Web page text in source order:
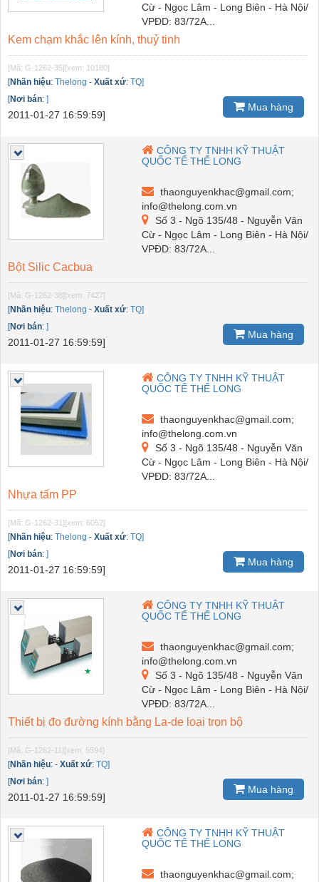
Cừ - Ngọc Lâm - Long Biên - Hà Nội/
VPĐD: 83/72A...
Kem chạm khắc lên kính, thuỷ tinh
[Mã: G-1262-35][xem: 10180]
[Nhãn hiệu: Thelong - Xuất xứ: TQ]
[Nơi bán: ]
2011-01-27 16:59:59]
Mua hàng
CÔNG TY TNHH KỸ THUẬT
QUỐC TẾ THẾ LONG
thaonguyenkhac@gmail.com;
info@thelong.com.vn
Số 3 - Ngõ 135/48 - Nguyễn Văn
Cừ - Ngọc Lâm - Long Biên - Hà Nội/
VPĐD: 83/72A...
Bột Silic Cacbua
[Mã: G-1262-38][xem: 7427]
[Nhãn hiệu: Thelong - Xuất xứ: TQ]
[Nơi bán: ]
2011-01-27 16:59:59]
Mua hàng
CÔNG TY TNHH KỸ THUẬT
QUỐC TẾ THẾ LONG
thaonguyenkhac@gmail.com;
info@thelong.com.vn
Số 3 - Ngõ 135/48 - Nguyễn Văn
Cừ - Ngọc Lâm - Long Biên - Hà Nội/
VPĐD: 83/72A...
Nhựa tấm PP
[Mã: G-1262-31][xem: 6052]
[Nhãn hiệu: Thelong - Xuất xứ: TQ]
[Nơi bán: ]
2011-01-27 16:59:59]
Mua hàng
CÔNG TY TNHH KỸ THUẬT
QUỐC TẾ THẾ LONG
thaonguyenkhac@gmail.com;
info@thelong.com.vn
Số 3 - Ngõ 135/48 - Nguyễn Văn
Cừ - Ngọc Lâm - Long Biên - Hà Nội/
VPĐD: 83/72A...
Thiết bị đo đường kính bằng La-de loại trọn bộ
[Mã: G-1262-11][xem: 5594]
[Nhãn hiệu: - Xuất xứ: TQ]
[Nơi bán: ]
2011-01-27 16:59:59]
Mua hàng
CÔNG TY TNHH KỸ THUẬT
QUỐC TẾ THẾ LONG
thaonguyenkhac@gmail.com;